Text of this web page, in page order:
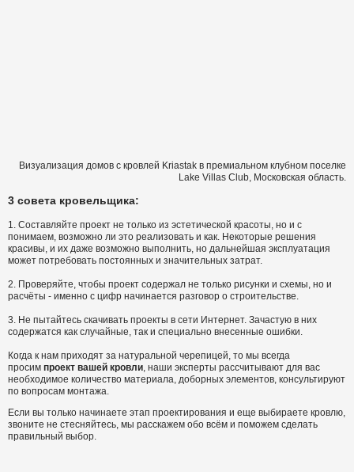
Визуализация домов с кровлей Kriastak в премиальном клубном поселке
Lake Villas Club, Московская область.
3 совета кровельщика:
1. Составляйте проект не только из эстетической красоты, но и с
понимаем, возможно ли это реализовать и как. Некоторые решения
красивы, и их даже возможно выполнить, но дальнейшая эксплуатация
может потребовать постоянных и значительных затрат.
2. Проверяйте, чтобы проект содержал не только рисунки и схемы, но и
расчёты - именно с цифр начинается разговор о строительстве.
3. Не пытайтесь скачивать проекты в сети Интернет. Зачастую в них
содержатся как случайные, так и специально внесенные ошибки.
Когда к нам приходят за натуральной черепицей, то мы всегда
просим проект вашей кровли, наши эксперты рассчитывают для вас
необходимое количество материала, доборных элементов, консультируют
по вопросам монтажа.
Если вы только начинаете этап проектирования и еще выбираете кровлю,
звоните не стесняйтесь, мы расскажем обо всём и поможем сделать
правильный выбор.